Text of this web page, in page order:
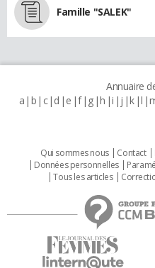
Famille "SALEK"
Annuaire
a b c d e f g h i j k l
Qui sommes nous Contact
Données personnelles
Tous les articles